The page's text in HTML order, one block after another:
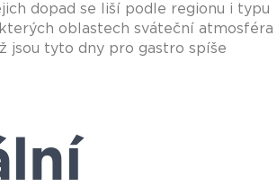
dopad se liší podle regionu i typu
oblastech sváteční atmosféra
jsou tyto dny pro gastro spíše